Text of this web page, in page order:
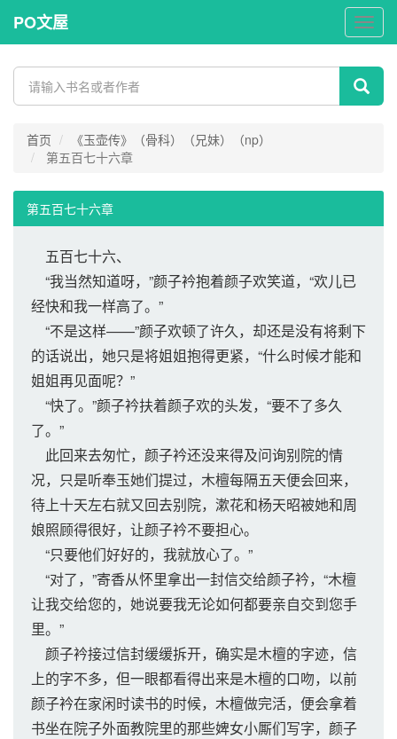
PO
文
PO文屋
首页
《玉壶传》（骨科）（兄妹）（np）
第五百七十六章
第五百七十六章
五百七十六、
“我当然知道呀，”颜子衿抱着颜子欢笑道，“欢儿已
经快和我一样高了。”
“不是这样——”颜子欢顿了许久，却还是没有将剩下
的话说出，她只是将姐姐抱得更紧，“什么时候才能和
姐姐再见面呢？”
“快了。”颜子衿扶着颜子欢的头发，“要不了多久
了。”
此回来去匆忙，颜子衿还没来得及问询别院的情
况，只是听奉玉她们提过，木檀每隔五天便会回来，
待上十天左右就又回去别院，漱花和杨天昭被她和周
娘照顾得很好，让颜子衿不要担心。
“只要他们好好的，我就放心了。”
“对了，”寄香从怀里拿出一封信交给颜子衿，“木檀
让我交给您的，她说要我无论如何都要亲自交到您手
里。”
颜子衿接过信封缓缓拆开，确实是木檀的字迹，信
上的字不多，但一眼都看得出来是木檀的口吻，以前
颜子衿在家闲时读书的时候，木檀做完活，便会拿着
书坐在院子外面教院里的那些婢女小厮们写字，颜子